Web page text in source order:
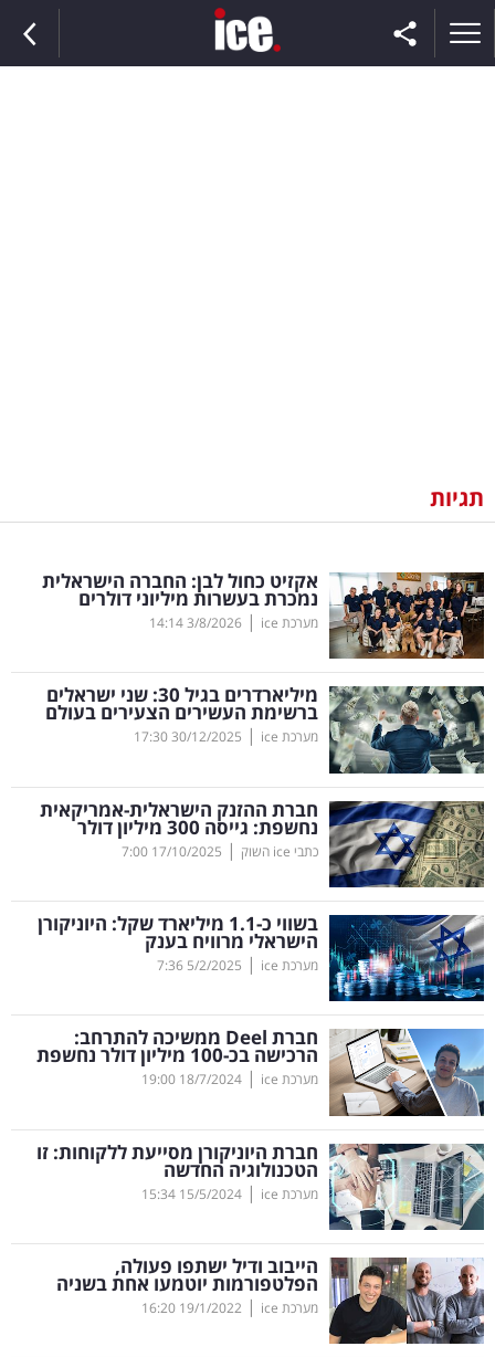
וצרכנות
דיגיטל
וטק
שיווק
ופרסום
משפט
מדדים
ומחקרים
דעות
רכילות
עסקית
קריפטו
ויראלי
טלוויזיה
עסקי
ספורט
קריירה
ולימודים
תגיות
אקזיט כחול לבן: החברה הישראלית
נמכרת בעשרות מיליוני דולרים
מערכת ice |
3/8/2026
14:14
מיליארדרים בגיל 30: שני ישראלים
ברשימת העשירים הצעירים בעולם
מערכת ice |
30/12/2025
17:30
חברת ההזנק הישראלית-אמריקאית
נחשפת: גייסה 300 מיליון דולר
כתבי ice השוק |
17/10/2025
7:00
בשווי כ-1.1 מיליארד שקל: היוניקורן
הישראלי מרוויח בענק
מערכת ice |
5/2/2025
7:36
חברת Deel ממשיכה להתרחב:
הרכישה בכ-100 מיליון דולר נחשפת
מערכת ice |
18/7/2024
19:00
חברת היוניקורן מסייעת ללקוחות: זו
הטכנולוגיה החדשה
מערכת ice |
15/5/2024
15:34
הייבוב ודיל ישתפו פעולה,
הפלטפורמות יוטמעו אחת בשניה
מערכת ice |
19/1/2022
16:20